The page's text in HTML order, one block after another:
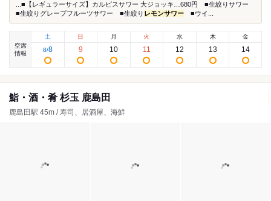
...■【レギュラーサイズ】カルピスサワー 大ジョッキ…680円 ■生絞りサワー
■生絞りグレープフルーツサワー ■生絞り レモンサワー ■ウイ...
空席
情報
土
8/8
日
9
月
10
火
11
水
12
木
13
金
14
鮨・酒・肴 杉玉 鹿島田
鹿島田駅 45m / 寿司、居酒屋、海鮮